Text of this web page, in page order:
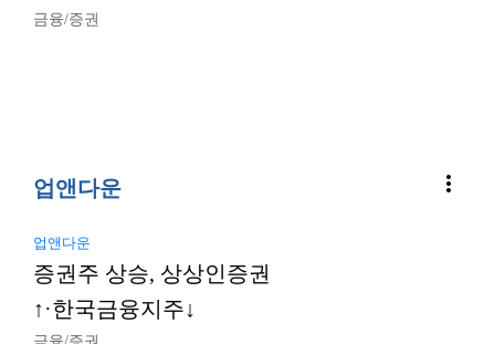
금융/증권
업앤다운 more_vert
업앤다운
증권주 상승, 상상인증권
↑·한국금융지주↓